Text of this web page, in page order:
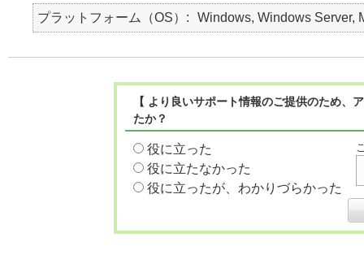
プラットフォーム（OS） Windows, Windows Server,
【 より良いサポート情報のご提供のため
たか？
役に立った
役に立たなかった
役に立ったが、わかりづらかった